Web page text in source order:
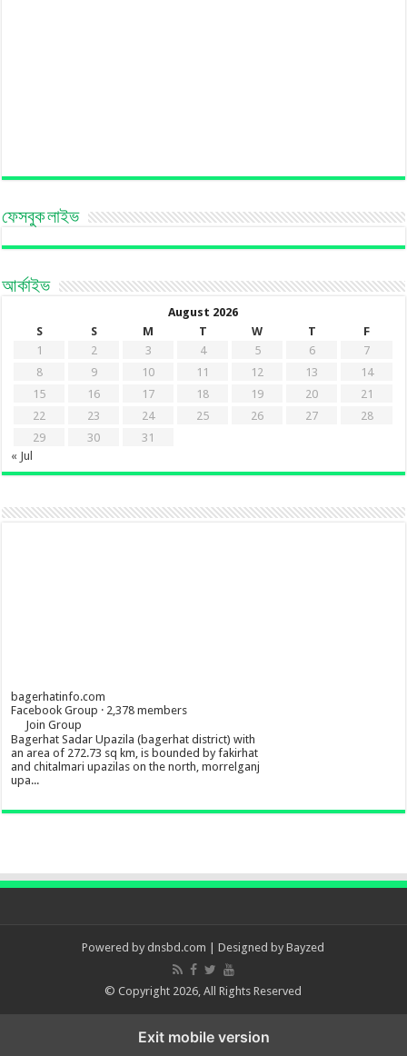
ফেসবুক লাইভ
আর্কাইভ
August 2026
S
S M T W T
F
1
2 3 4 5 6
7
8
9 10 11 12 13
14
15
16 17 18 19 20
21
22
23 24 25 26 27
28
29
30
31
« Jul
bagerhatinfo.com
Facebook Group · 2,378 members
Join Group
Bagerhat Sadar Upazila (bagerhat district) with
an area of 272.73 sq km, is bounded by fakirhat
and chitalmari upazilas on the north, morrelganj
upa...
Powered by dnsbd.com | Designed byBayzed
© Copyright 2026, All Rights Reserved
Exit mobile version